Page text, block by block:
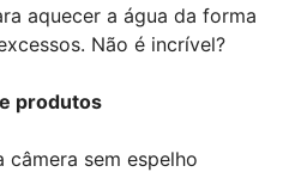
aquecer a água da forma
Não é incrível?
produtos
câmera sem espelho